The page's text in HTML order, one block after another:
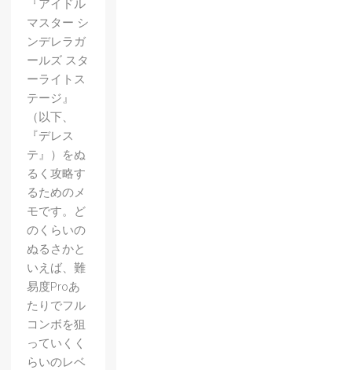
『アイドル
マスター シ
ンデレラガ
ールズ スタ
ーライトス
テージ』
（以下、
『デレス
テ』）をぬ
るく攻略す
るためのメ
モです。ど
のくらいの
ぬるさかと
いえば、難
易度Proあ
たりでフル
コンボを狙
っていくく
らいのレベ